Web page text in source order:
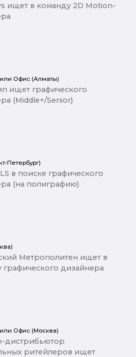
ищет в команду 2D Motion-
Офис (Алматы)
ищет графического
(Middle+/Senior)
Петербург)
в поиске графического
(на полиграфию)
Метрополитен ищет в
графического дизайнера
Офис (Москва)
дистрибьютор
ритейлеров ищет